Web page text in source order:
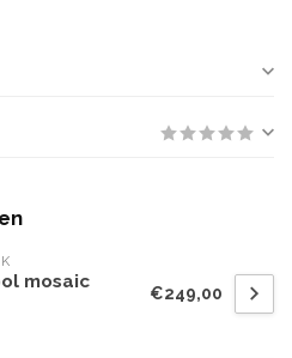
mosaic
€249,00